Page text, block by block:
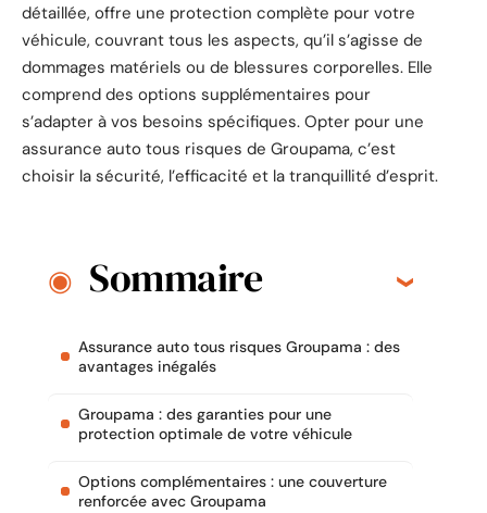
détaillée, offre une protection complète pour votre
véhicule, couvrant tous les aspects, qu’il s’agisse de
dommages matériels ou de blessures corporelles. Elle
comprend des options supplémentaires pour
s’adapter à vos besoins spécifiques. Opter pour une
assurance auto tous risques de Groupama, c’est
choisir la sécurité, l’efficacité et la tranquillité d’esprit.
Sommaire
Assurance auto tous risques Groupama : des
avantages inégalés
Groupama : des garanties pour une
protection optimale de votre véhicule
Options complémentaires : une couverture
renforcée avec Groupama